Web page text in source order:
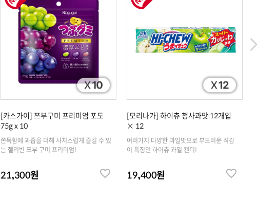
[카스가이] 쯔부구미 프리미엄 포도
75g x 10
쫀득함에 과즙을 더해 사치스럽게 즐길 수 있
는 젤리빈 쯔부 구미 프리미엄!
21,300원
[모리나가] 하이츄 청사과맛 12개입
× 12
여러가지 다양한 과일맛으로 부드러운 식감
이 특징인 하이츄 과일 캔디!
19,400원